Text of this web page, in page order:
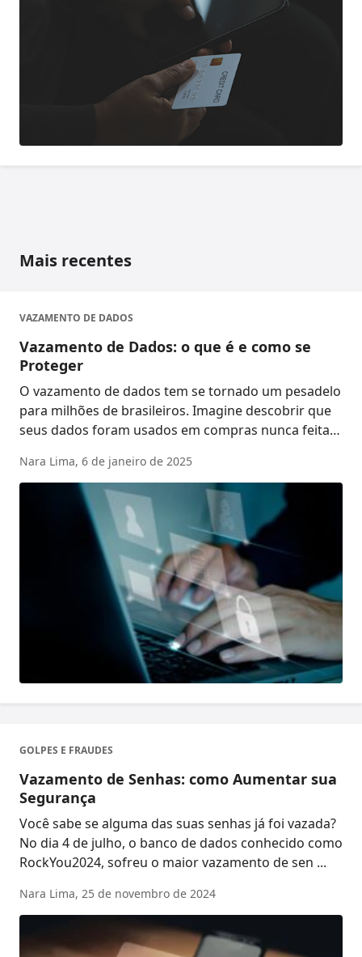
Mais recentes
VAZAMENTO DE DADOS
Vazamento de Dados: o que é e como se
Proteger
O vazamento de dados tem se tornado um pesadelo
para milhões de brasileiros. Imagine descobrir que
seus dados foram usados em compras nunca feitas
Nara Lima, 6 de janeiro de 2025
GOLPES E FRAUDES
Vazamento de Senhas: como Aumentar sua
Segurança
Você sabe se alguma das suas senhas já foi vazada?
No dia 4 de julho, o banco de dados conhecido como
RockYou2024, sofreu o maior vazamento de sen ...
Nara Lima, 25 de novembro de 2024